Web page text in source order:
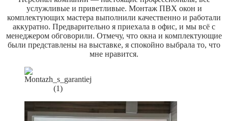
услужливые и приветливые. Монтаж ПВХ окон и
комплектующих мастера выполнили качественно и работали
аккуратно. Предварительно я приехала в офис, и мы всё с
менеджером обговорили. Отмечу, что окна и комплектующие
были представлены на выставке, я спокойно выбрала то, что
мне нравится.